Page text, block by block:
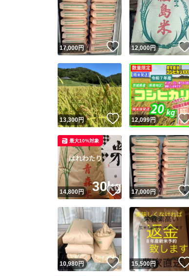
17,000円 いいね！
12,000円
13,300円 いいね！
12,099円
14,800円 いいね！
最大10%対象
17,000円
10,980円 いいね！
15,500円